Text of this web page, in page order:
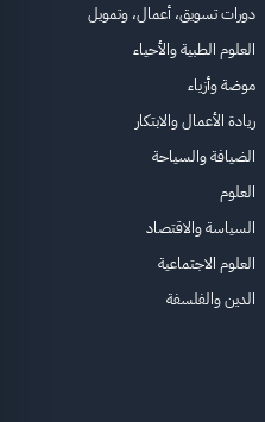
دورات تسويق، أعمال، وتمويل
العلوم الطبية والأحياء
موضة وأزياء
ريادة الأعمال والابتكار
الضيافة والسياحة
العلوم
السياسة والاقتصاد
العلوم الاجتماعية
الدين والفلسفة